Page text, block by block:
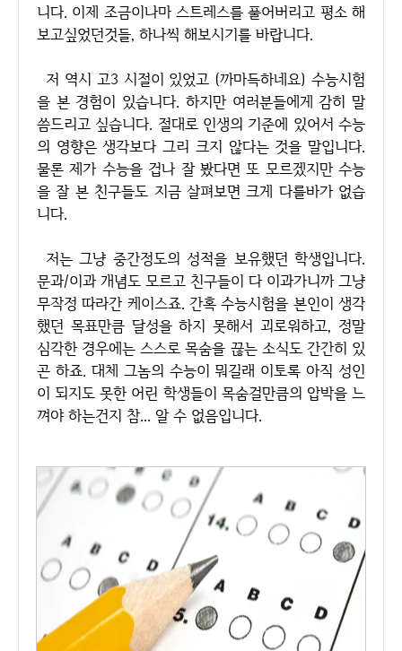
니다. 이제 조금이나마 스트레스를 풀어버리고 평소 해
보고싶었던것들, 하나씩 해보시기를 바랍니다.
저 역시 고3 시절이 있었고 (까마득하네요) 수능시험
을 본 경험이 있습니다. 하지만 여러분들에게 감히 말
씀드리고 싶습니다. 절대로 인생의 기준에 있어서 수능
의 영향은 생각보다 그리 크지 않다는 것을 말입니다.
물론 제가 수능을 겁나 잘 봤다면 또 모르겠지만 수능
을 잘 본 친구들도 지금 살펴보면 크게 다를바가 없습
니다.
저는 그냥 중간정도의 성적을 보유했던 학생입니다.
문과/이과 개념도 모르고 친구들이 다 이과가니까 그냥
무작정 따라간 케이스죠. 간혹 수능시험을 본인이 생각
했던 목표만큼 달성을 하지 못해서 괴로워하고, 정말
심각한 경우에는 스스로 목숨을 끊는 소식도 간간히 있
곤 하죠. 대체 그놈의 수능이 뭐길래 이토록 아직 성인
이 되지도 못한 어린 학생들이 목숨걸만큼의 압박을 느
껴야 하는건지 참... 알 수 없음입니다.